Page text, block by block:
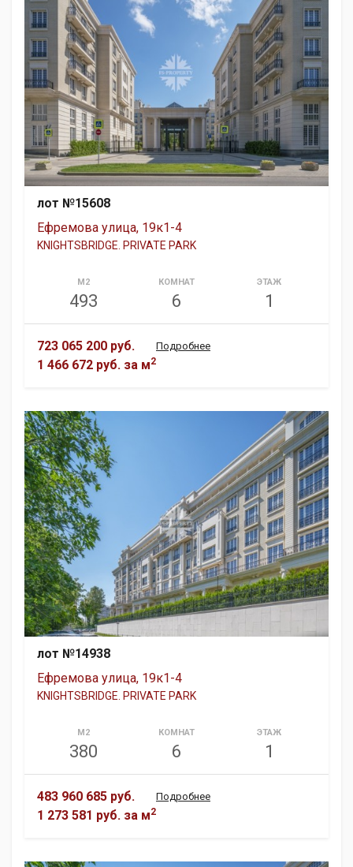
лот №15608
Ефремова улица, 19к1-4
KNIGHTSBRIDGE. PRIVATE PARK
М2
493
КОМНАТ
6
ЭТАЖ
1
723 065 200 руб.
1 466 672 руб. за м2
Подробнее
лот №14938
Ефремова улица, 19к1-4
KNIGHTSBRIDGE. PRIVATE PARK
М2
380
КОМНАТ
6
ЭТАЖ
1
483 960 685 руб.
1 273 581 руб. за м2
Подробнее